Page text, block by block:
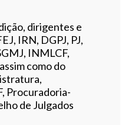
dirigentes e
IRN, DGPJ, PJ,
INMLCF,
como do
Procuradoria-
de Julgados